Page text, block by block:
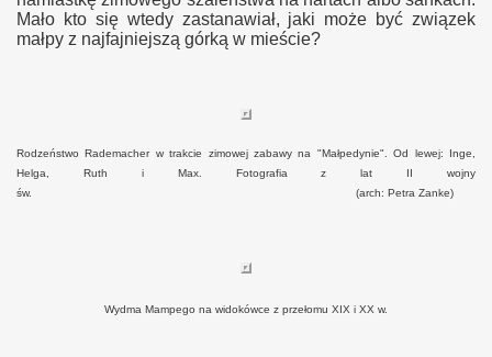
Mało kto się wtedy zastanawiał, jaki może być związek
małpy z najfajniejszą górką w mieście?
Rodzeństwo Rademacher w trakcie zimowej zabawy na "Małpedynie". Od lewej: Inge,
Helga, Ruth i Max. Fotografia z lat II wojny
św.
(arch: Petra Zanke)
Wydma Mampego na widokówce z przełomu XIX i XX w.